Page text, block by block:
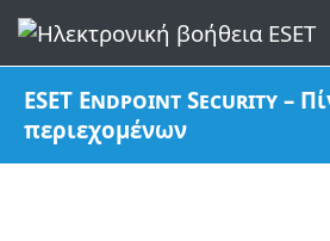
ESET Endpoint Security –
περιεχομένων